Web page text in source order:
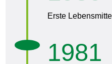
Erste
1981